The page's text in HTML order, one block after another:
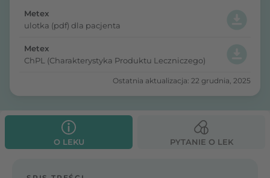
Metex
ulotka (pdf) dla pacjenta
Metex
ChPL (Charakterystyka Produktu Leczniczego)
Ostatnia aktualizacja: 22 grudnia, 2025
O LEKU PYTANIE O LEK